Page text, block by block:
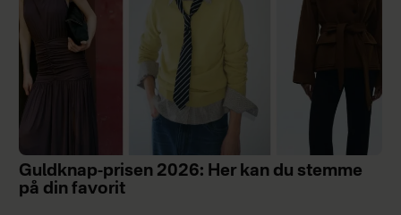
Guldknap-prisen 2026: Her kan du stemme
på din favorit